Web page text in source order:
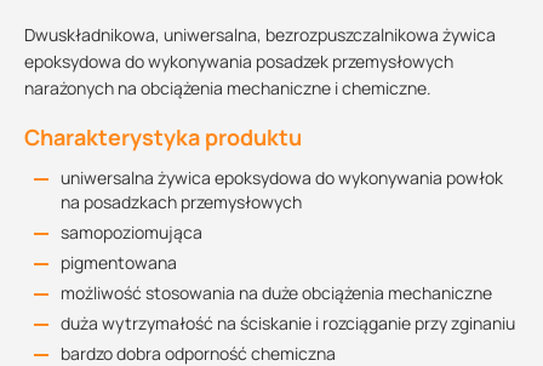
Dwuskładnikowa, uniwersalna, bezrozpuszczalnikowa żywica
epoksydowa do wykonywania posadzek przemysłowych
narażonych na obciążenia mechaniczne i chemiczne.
Charakterystyka produktu
uniwersalna żywica epoksydowa do wykonywania powłok
na posadzkach przemysłowych
samopoziomująca
pigmentowana
możliwość stosowania na duże obciążenia mechaniczne
duża wytrzymałość na ściskanie i rozciąganie przy zginaniu
bardzo dobra odporność chemiczna